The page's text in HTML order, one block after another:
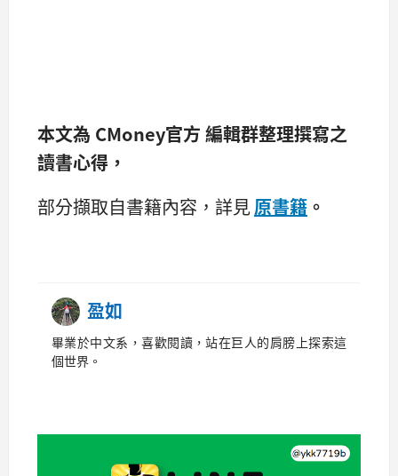
本文為 CMoney官方 編輯群整理撰寫之
讀書心得，
部分擷取自書籍內容，詳見原書籍 。
盈如
畢業於中文系，喜歡閱讀，站在巨人的肩膀上探索這
個世界。